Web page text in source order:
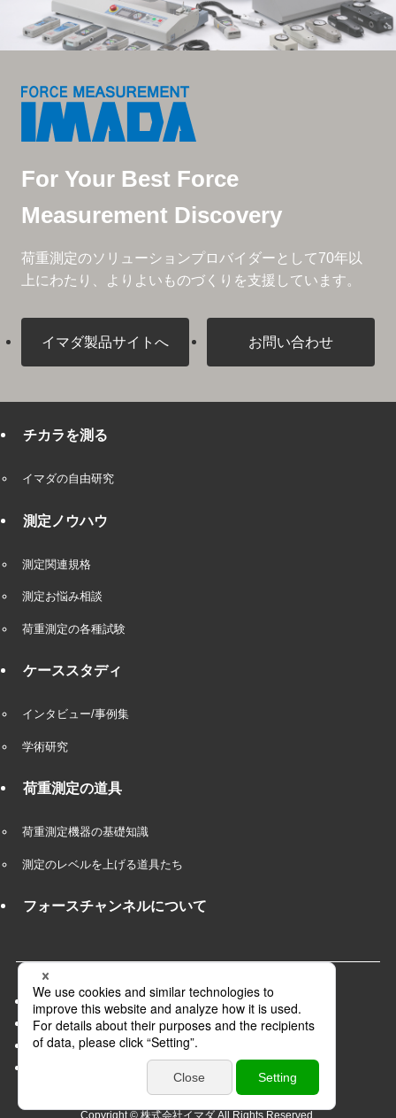
For Your Best Force
Measurement Discovery
荷重測定のソリューションプロバイダーとして70年以
上にわたり、よりよいものづくりを支援しています。
イマダ製品サイトへ お問い合わせ
チカラを測る
イマダの自由研究
測定ノウハウ
測定関連規格
測定お悩み相談
荷重測定の各種試験
ケーススタディ
インタビュー/事例集
学術研究
荷重測定の道具
荷重測定機器の基礎知識
測定のレベルを上げる道具たち
フォースチャンネルについて
会社概要
プライバシーポリシー
採用情報